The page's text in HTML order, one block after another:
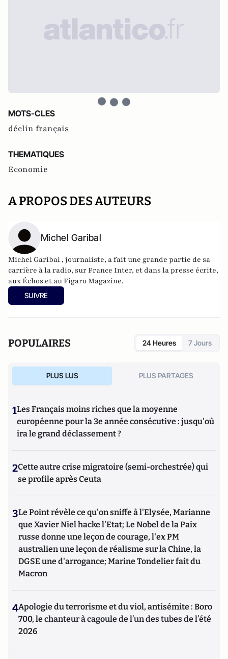
MOTS-CLES
déclin français
THEMATIQUES
Economie
A PROPOS DES AUTEURS
Michel Garibal
Michel Garibal , journaliste, a fait une grande partie de sa
carrière à la radio, sur France Inter, et dans la presse écrite,
aux Échos et au Figaro Magazine.
SUIVRE
POPULAIRES 24 Heures 7 Jours
PLUS LUS PLUS PARTAGES
1Les Français moins riches que la moyenne
européenne pour la 3e année consécutive : jusqu'où
ira le grand déclassement ?
2Cette autre crise migratoire (semi-orchestrée) qui
se profile après Ceuta
3Le Point révèle ce qu'on sniffe à l'Elysée, Marianne
que Xavier Niel hacke l'Etat; Le Nobel de la Paix
russe donne une leçon de courage, l'ex PM
australien une leçon de réalisme sur la Chine, la
DGSE une d'arrogance; Marine Tondelier fait du
Macron
4Apologie du terrorisme et du viol, antisémite : Boro
700, le chanteur à cagoule de l’un des tubes de l’été
2026